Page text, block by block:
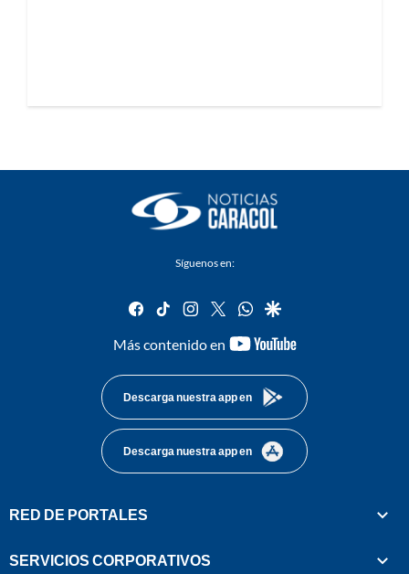
Síguenos en:
facebook
tiktok instagram
twitterwhatsapp
google
Más contenido en
youtube-
Descarga nuestra app en
Descarga nuestra app en
RED DE PORTALES
SERVICIOS CORPORATIVOS